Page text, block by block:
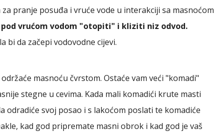
pranje posuđa i vruće vode u interakciji sa masnoćom
pod vrućom vodom "otopiti" i kliziti niz odvod.
bi da začepi vodovodne cijevi.
masnoću čvrstom. Ostaće vam veći "komadi"
stegne u cevima. Kada mali komadići krute masti
odradiće svoj posao i s lakoćom poslati te komadiće
kad god pripremate masni obrok i kad god je vaš